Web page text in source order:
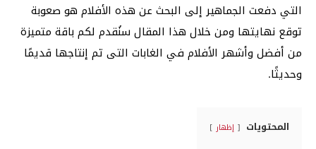
التي دفعت الجماهير إلى البحث عن هذه الأفلام هو صعوبة
توقع نهايتها ومن خلال هذا المقال سنُقدم لكم باقة متميزة
من أفضل وأشهر الأفلام في الغابات التى تم إنتاجها قديمًا
وحديثًا.
المحتويات إظهار